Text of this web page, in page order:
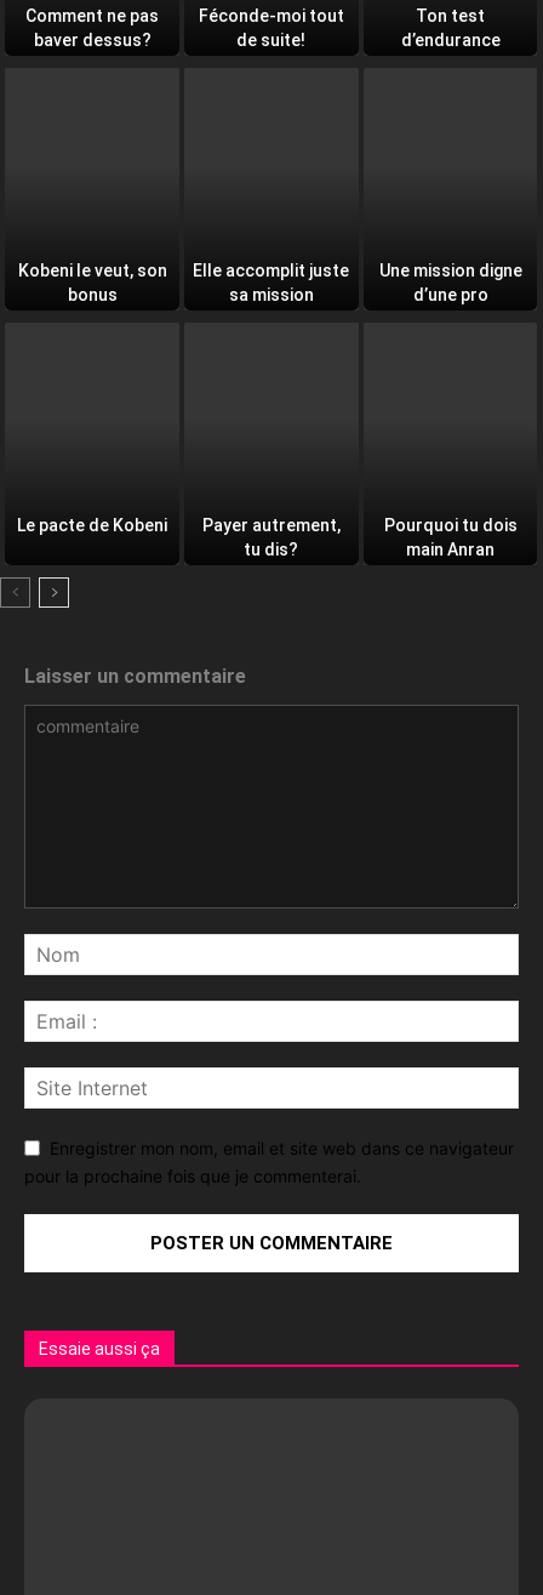
Comment ne pas
baver dessus?
Féconde-moi tout
de suite!
Ton test
d’endurance
Kobeni le veut, son
bonus
Elle accomplit juste
sa mission
Une mission digne
d’une pro
Le pacte de Kobeni
Payer autrement,
tu dis?
Pourquoi tu dois
main Anran
Laisser un commentaire
Enregistrer mon nom, email et site web dans ce navigateur
pour la prochaine fois que je commenterai.
Essaie aussi ça